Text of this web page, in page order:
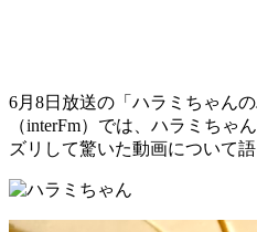
6月8日放送の「ハラミちゃんの
（interFm）では、ハラミちゃ
ズリして驚いた動画について